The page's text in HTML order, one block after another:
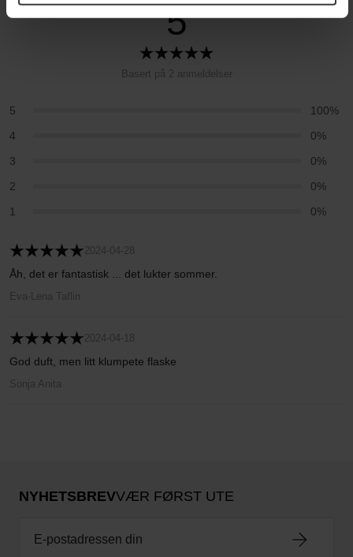
5
Basert på 2 anmeldelser
5
100%
4
0%
3
0%
2
0%
1
0%
2024-04-28
Åh, det er fantastisk ... det lukter sommer.
Eva-Lena Taflin
2024-04-18
God duft, men litt klumpete flaske
Sonja Anita
NYHETSBREVVÆR FØRST UTE